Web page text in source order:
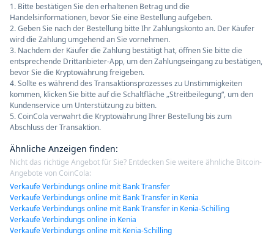
1. Bitte bestätigen Sie den erhaltenen Betrag und die
Handelsinformationen, bevor Sie eine Bestellung aufgeben.
2. Geben Sie nach der Bestellung bitte Ihr Zahlungskonto an. Der Käufer
wird die Zahlung umgehend an Sie vornehmen.
3. Nachdem der Käufer die Zahlung bestätigt hat, öffnen Sie bitte die
entsprechende Drittanbieter-App, um den Zahlungseingang zu bestätigen,
bevor Sie die Kryptowährung freigeben.
4. Sollte es während des Transaktionsprozesses zu Unstimmigkeiten
kommen, klicken Sie bitte auf die Schaltfläche „Streitbeilegung“, um den
Kundenservice um Unterstützung zu bitten.
5. CoinCola verwahrt die Kryptowährung Ihrer Bestellung bis zum
Abschluss der Transaktion.
Ähnliche Anzeigen finden:
Nicht das richtige Angebot für Sie? Entdecken Sie weitere ähnliche Bitcoin-
Angebote von CoinCola:
Verkaufe Verbindungs online mit Bank Transfer
Verkaufe Verbindungs online mit Bank Transfer in Kenia
Verkaufe Verbindungs online mit Bank Transfer in Kenia-Schilling
Verkaufe Verbindungs online in Kenia
Verkaufe Verbindungs online mit Kenia-Schilling